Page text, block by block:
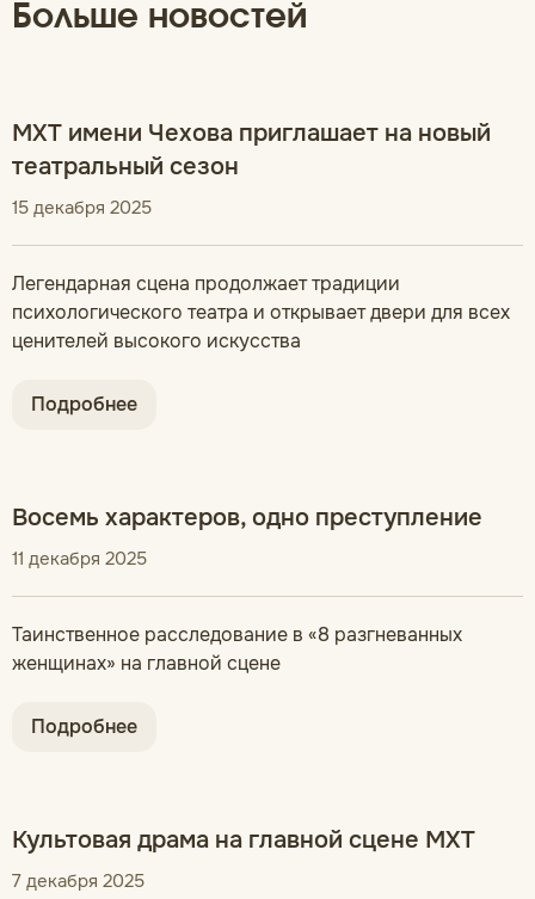
Больше новостей
МХТ имени Чехова приглашает на новый
театральный сезон
15 декабря 2025
Легендарная сцена продолжает традиции
психологического театра и открывает двери для всех
ценителей высокого искусства
Подробнее
Восемь характеров, одно преступление
11 декабря 2025
Таинственное расследование в «8 разгневанных
женщинах» на главной сцене
Подробнее
Культовая драма на главной сцене МХТ
7 декабря 2025